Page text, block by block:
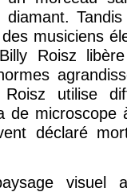
musiciens
Roisz
utilise
de microscope
déclaré
visuel